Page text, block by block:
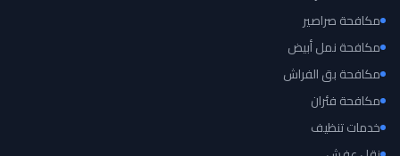
مكافحة صراصير
مكافحة نمل أبيض
مكافحة بق الفراش
مكافحة فئران
خدمات تنظيف